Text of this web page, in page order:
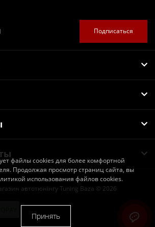
Подписаться
автотюнінгу Tuning Baza © 2026
файлы cookies для более комфортной
Продолжая просмотр страниц сайта, вы
использования файлов cookies.
Принять